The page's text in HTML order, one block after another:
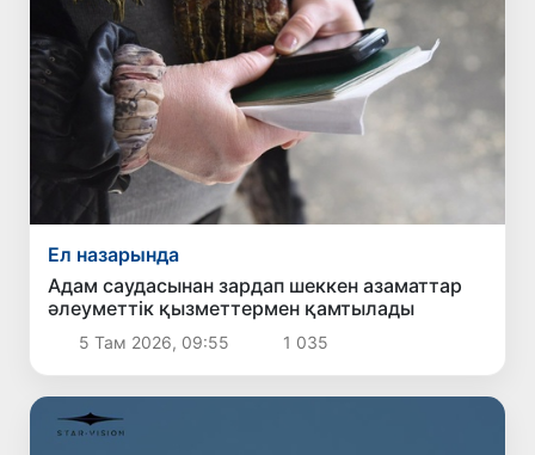
Ел назарында
Адам саудасынан зардап шеккен азаматтар
әлеуметтік қызметтермен қамтылады
5 Там 2026, 09:55 1 035